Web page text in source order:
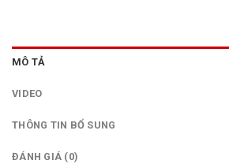
MÔ TẢ
VIDEO
THÔNG TIN BỔ SUNG
ĐÁNH GIÁ (0)